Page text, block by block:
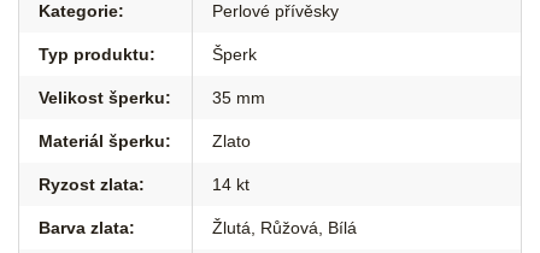
Kategorie: Perlové přívěsky
Typ produktu: Šperk
Velikost šperku: 35 mm
Materiál šperku: Zlato
Ryzost zlata: 14 kt
Barva zlata: Žlutá Růžová Bílá